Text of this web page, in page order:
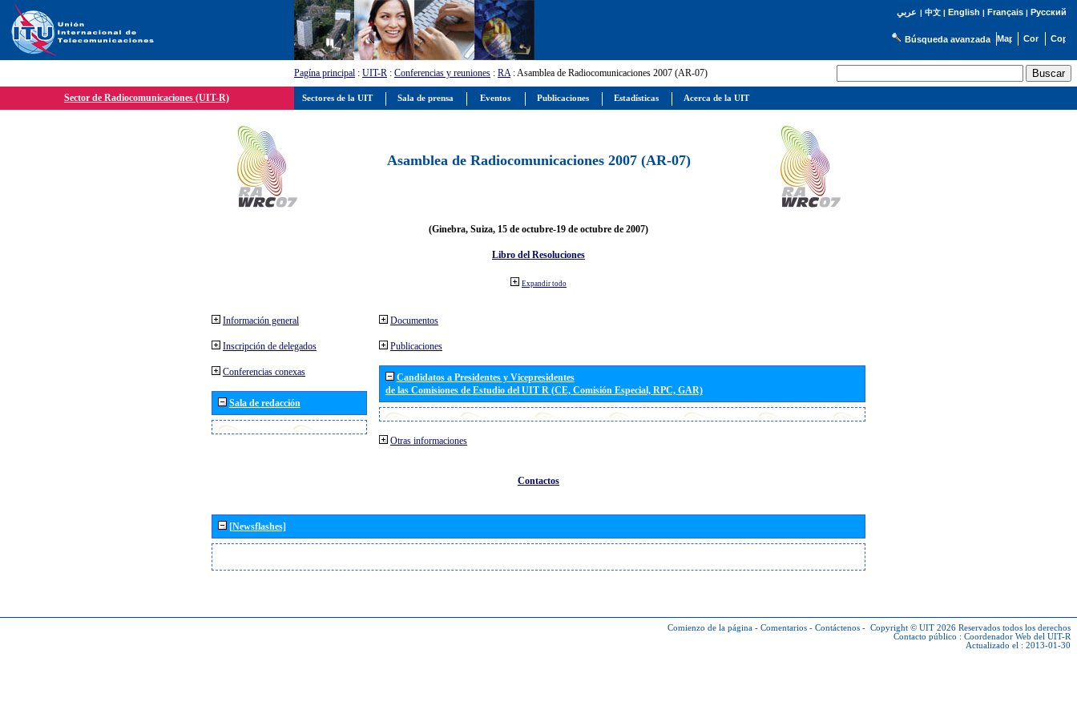
عربي | 中文| English | Français| Русский
Búsqueda avanzada
Pagína principal : UIT-R : Conferencias y reuniones : RA: Asamblea de Radiocomunicaciones 2007 (AR-07)
Sector de Radiocomunicaciones (UIT-R)
Asamblea de Radiocomunicaciones 2007 (AR-07)
(Ginebra, Suiza, 15 de octubre-19 de octubre de 2007)
Libro del Resoluciones
Expandir todo
Información general
Inscripción de delegados
Conferencias conexas
Sala de redacción
Documentos
Publicaciones
Candidatos a Presidentes y Vicepresidentes
de las Comisiones de Estudio del UIT R (CE, Comisión Especial, RPC, GAR)
Otras informaciones
Contactos
[Newsflashes]
Comienzo de la página - Comentarios - Contáctenos - Copyright © UIT 2026 Reservados todos los derechos
Contacto público : Coordenador Web del UIT-R
Actualizado el : 2013-01-30
Sectores de la UIT Sala de prensa Eventos Publicaciones Estadísticas Acerca de la UIT